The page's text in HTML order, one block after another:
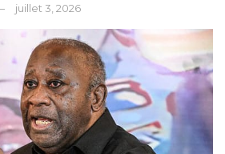
juillet 3, 2026